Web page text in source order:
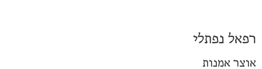
רפאל נפתלי
אוצר אמנות